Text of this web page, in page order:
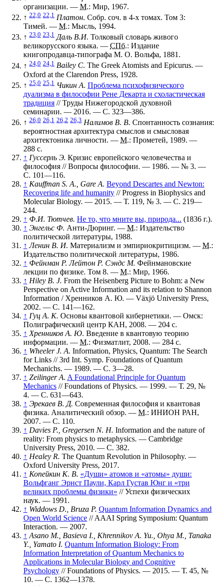
организации. — М.: Мир, 1967.
↑ 22,0 22,1 Платон. Собр. соч. в 4-х томах. Том 3:
Тимей. — М.: Мысль, 1994.
↑ 23,0 23,1 Даль В.И. Толковый словарь живого
великорусского языка. — СПб.: Издание
книгопродавца-типографа М. О. Вольфа, 1881.
↑ 24,0 24,1 Bailey C. The Greek Atomists and Epicurus. —
Oxford at the Сlarendon Press, 1928.
↑ 25,0 25,1 Чикин А. Проблема психофизического
дуализма в философии Рене Декарта и схоластическая
традиция // Труды Нижегородской духовной
семинарии. — 2016. — С. 323—386.
↑ 26,0 26,1 26,2 26,3 Налимов В. В. Спонтанность сознания:
вероятностная архитектура смыслов и смысловая
архитектоника личности. — М.: Прометей, 1989. —
288 с.
↑ Гуссерль Э. Кризис европейского человечества и
философия // Вопросы философии. — 1986. — № 3. —
С. 101—116.
↑ Kauffman S. A., Gare A. Beyond Descartes and Newton:
Recovering life and humanity // Progress in Biophysics and
Molecular Biology. — 2015. — Т. 119, № 3. — С. 219—
244.
↑ Ф.И. Тютчев. Не то, что мните вы, природа... (1836 г.).
↑ Энгельс Ф. Анти-Дюринг. — М.: Издательство
политической литературы, 1988.
↑ Ленин В. И. Материализм и эмпириокритицизм. — М.:
Издательство политической литературы, 1986.
↑ Фейнман Р. Лейтон Р. Сэндс М. Фейнмановские
лекции по физике. Том 8. — М.: Мир, 1966.
↑ Hiley B. J. From the Heisenberg Picture to Bohm: a New
Perspective on Active Information and its relation to Shannon
Information / Хренников А. Ю. — Växjö University Press,
2002. — С. 141—162.
↑ Гуц А. К. Основы квантовой кибернетики. — Омск:
Полиграфический центр КАН, 2008. — 204 с.
↑ Хренников А. Ю. Введение в квантовую теорию
информации. — М.: Физматлит, 2008. — 284 с.
↑ Wheeler J. A. Information, Physics, Quantum: The Search
for Links // 3rd Int. Symp. Foundations of Quantum
Mechanichs. — 1989. — С. 3—28.
↑ Zeilinger A. A Foundational Principle for Quantum
Mechanics // Foundations of Physics. — 1999. — Т. 29, №
4. — С. 631—643.
↑ Эрекаев В. Д. Современная философия и квантовая
физика. Аналитический обзор. — М.: ИНИОН РАН,
2007. — С. 110.
↑ Davies P., Gregersen N. H. Information and the nature of
reality: From physics to metaphysics. — Cambridge
University Press, 2010. — С. 382.
↑ Healey R. The Quantum Revolution in Philosophy. —
Oxford University Press, 2017.
↑ Копейкин К. В. «Души» атомов и «атомы» души:
Вольфганг Эрнст Паули, Карл Густав Юнг и «три
великих проблемы физики» // Успехи физических
наук. — 1991.
↑ Widdows D., Bruza P. Quantum Information Dynamics and
Open World Science // AAAI Spring Symposium: Quantum
Interaction. — 2007.
↑ Asano M., Basieva I., Khrennikov A. Yu., Ohya M., Tanaka
Y., Yamato I. Quantum Information Biology: From
Information Interpretation of Quantum Mechanics to
Applications in Molecular Biology and Cognitive
Psychology // Foundations of Physics. — 2015. — Т. 45, №
10. — С. 1362—1378.